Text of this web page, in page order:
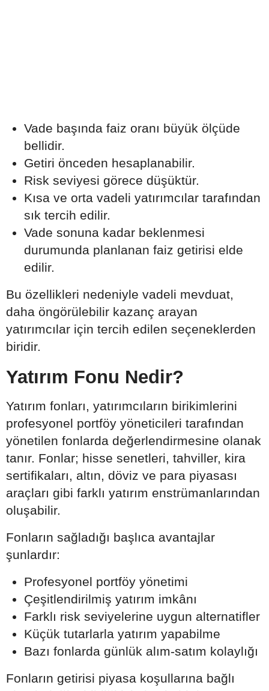
Vade başında faiz oranı büyük ölçüde
bellidir.
Getiri önceden hesaplanabilir.
Risk seviyesi görece düşüktür.
Kısa ve orta vadeli yatırımcılar tarafından
sık tercih edilir.
Vade sonuna kadar beklenmesi
durumunda planlanan faiz getirisi elde
edilir.
Bu özellikleri nedeniyle vadeli mevduat,
daha öngörülebilir kazanç arayan
yatırımcılar için tercih edilen seçeneklerden
biridir.
Yatırım Fonu Nedir?
Yatırım fonları, yatırımcıların birikimlerini
profesyonel portföy yöneticileri tarafından
yönetilen fonlarda değerlendirmesine olanak
tanır. Fonlar; hisse senetleri, tahviller, kira
sertifikaları, altın, döviz ve para piyasası
araçları gibi farklı yatırım enstrümanlarından
oluşabilir.
Fonların sağladığı başlıca avantajlar
şunlardır:
Profesyonel portföy yönetimi
Çeşitlendirilmiş yatırım imkânı
Farklı risk seviyelerine uygun alternatifler
Küçük tutarlarla yatırım yapabilme
Bazı fonlarda günlük alım-satım kolaylığı
Fonların getirisi piyasa koşullarına bağlı